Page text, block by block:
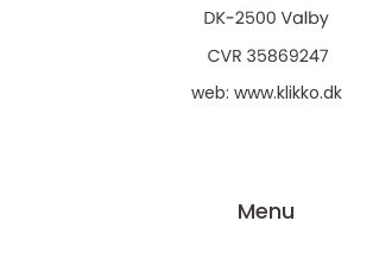
web: www.klikko.dk
Menu